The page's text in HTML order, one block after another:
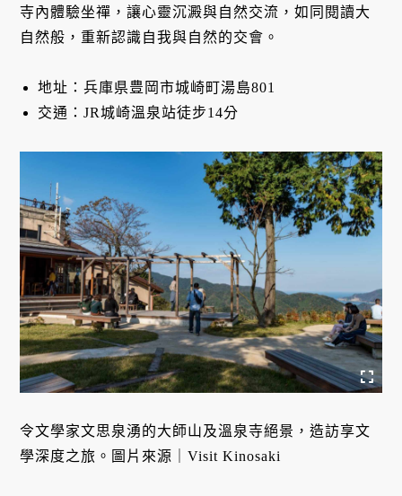
寺內體驗坐禪，讓心靈沉澱與自然交流，如同閱讀大
自然般，重新認識自我與自然的交會。
地址：兵庫県豊岡市城崎町湯島801
交通：JR城崎溫泉站徒步14分
令文學家文思泉湧的大師山及溫泉寺絕景，造訪享文
學深度之旅。圖片來源｜Visit Kinosaki